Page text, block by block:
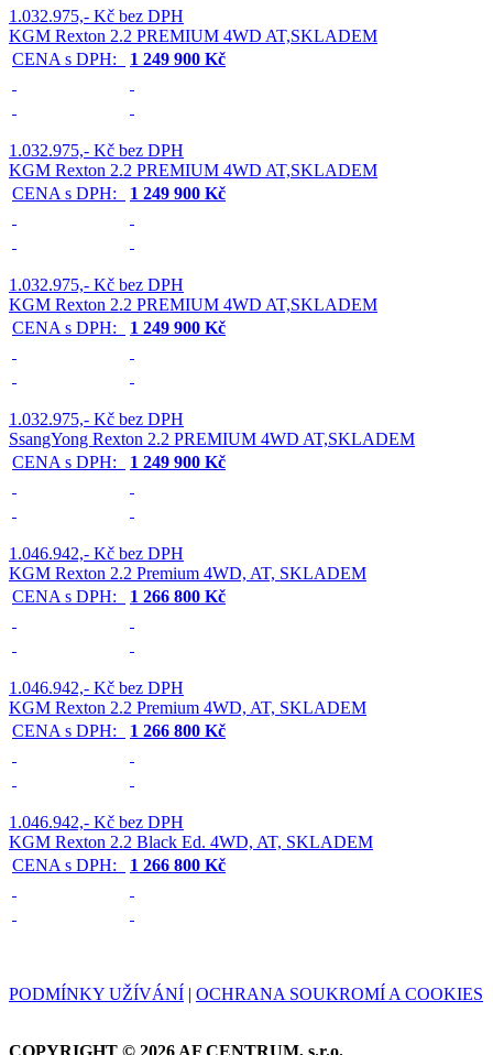
1.032.975,- Kč bez DPH
KGM Rexton 2.2 PREMIUM 4WD AT,SKLADEM
CENA s DPH:
1 249 900 Kč
1.032.975,- Kč bez DPH
KGM Rexton 2.2 PREMIUM 4WD AT,SKLADEM
CENA s DPH:
1 249 900 Kč
1.032.975,- Kč bez DPH
KGM Rexton 2.2 PREMIUM 4WD AT,SKLADEM
CENA s DPH:
1 249 900 Kč
1.032.975,- Kč bez DPH
SsangYong Rexton 2.2 PREMIUM 4WD AT,SKLADEM
CENA s DPH:
1 249 900 Kč
1.046.942,- Kč bez DPH
KGM Rexton 2.2 Premium 4WD, AT, SKLADEM
CENA s DPH:
1 266 800 Kč
1.046.942,- Kč bez DPH
KGM Rexton 2.2 Premium 4WD, AT, SKLADEM
CENA s DPH:
1 266 800 Kč
1.046.942,- Kč bez DPH
KGM Rexton 2.2 Black Ed. 4WD, AT, SKLADEM
CENA s DPH:
1 266 800 Kč
PODMÍNKY UŽÍVÁNÍ | OCHRANA SOUKROMÍ A COOKIES
COPYRIGHT © 2026 AF CENTRUM, s.r.o.